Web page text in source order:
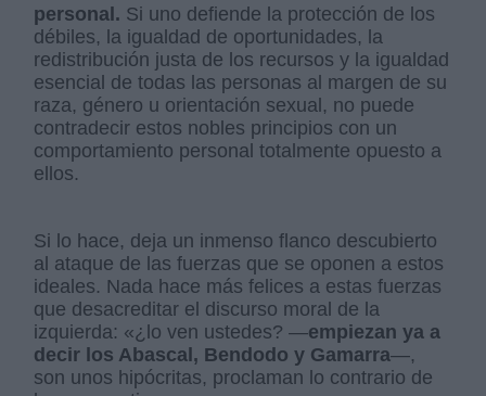
personal. Si uno defiende la protección de los
débiles, la igualdad de oportunidades, la
redistribución justa de los recursos y la igualdad
esencial de todas las personas al margen de su
raza, género u orientación sexual, no puede
contradecir estos nobles principios con un
comportamiento personal totalmente opuesto a
ellos.
Si lo hace, deja un inmenso flanco descubierto
al ataque de las fuerzas que se oponen a estos
ideales. Nada hace más felices a estas fuerzas
que desacreditar el discurso moral de la
izquierda: «¿lo ven ustedes? —empiezan ya a
decir los Abascal, Bendodo y Gamarra—,
son unos hipócritas, proclaman lo contrario de